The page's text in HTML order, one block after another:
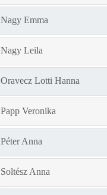
Nagy Emma
Nagy Leila
Oravecz Lotti Hanna
Papp Veronika
Péter Anna
Soltész Anna